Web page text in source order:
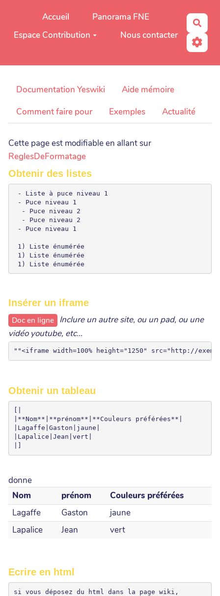
Aller au contenu principal
Accueil
Panorama FNE
Espace Contribution
Nous contacter
Documentation Yeswiki
Aide mémoire
Comment faire pour
Exemples Actualité
Cette page est modifiable en allant sur
ReglesDeFormatage
Obtenir des listes
- Liste à puce niveau 1
- Puce niveau 1
  - Puce niveau 2
  - Puce niveau 2
- Puce niveau 1
1) Liste énumérée
1) Liste énumérée
1) Liste énumérée
Insérer un iframe
Doc en ligne Inclure un autre site, ou un pad, ou une
vidéo youtube, etc...
Obtenir un tableau
|**Nom**|**prénom**|**Couleurs préférées**|
|Lagaffe|Gaston|jaune|
|Lapalice|Jean|vert|
donne
Nom
prénom
Couleurs préférées
Lagaffe
Gaston
jaune
Lapalice
Jean vert
Ecrire en html
si vous déposez du html dans la page wiki,